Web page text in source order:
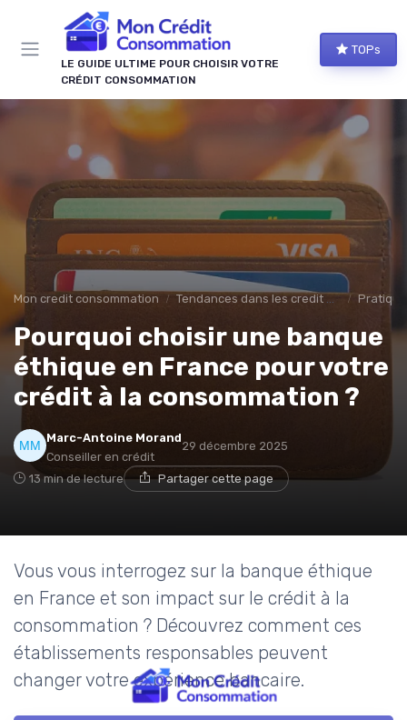
LE GUIDE ULTIME POUR CHOISIR VOTRE
CRÉDIT CONSOMMATION
TOPs
Mon credit consommation Tendances dans les credit à la consomation
Pourquoi choisir une banque
éthique en France pour votre
crédit à la consommation ?
Marc-Antoine Morand
Conseiller en crédit
29 décembre 2025
13 min de lecture Partager cette page
Vous vous interrogez sur la banque éthique
en France et son impact sur le crédit à la
consommation ? Découvrez comment ces
établissements responsables peuvent
changer votre expérience bancaire.
Panneau de gestion des cookies